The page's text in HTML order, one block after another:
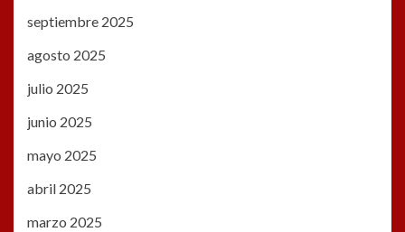
septiembre 2025
agosto 2025
julio 2025
junio 2025
mayo 2025
abril 2025
marzo 2025